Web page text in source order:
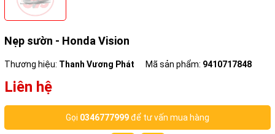
Nẹp sườn - Honda Vision
Thương hiệu: Thanh Vương Phát Mã sản phẩm: 9410717848
Liên hệ
Gọi 0346777999để tư vấn mua hàng